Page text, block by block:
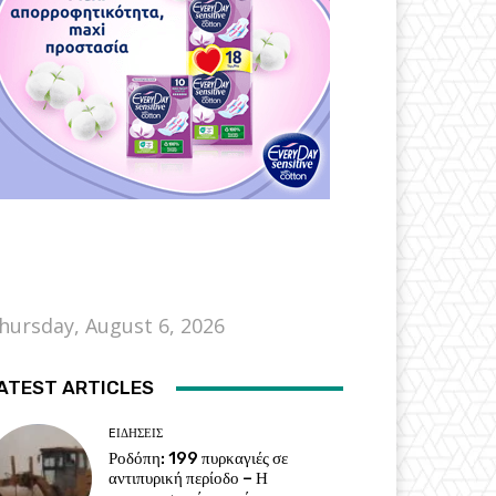
August 6, 2026
ARTICLES
EΙΔΗΣΕΙΣ
Ροδόπη: 199 πυρκαγιές σε
αντιπυρική περίοδο – Η